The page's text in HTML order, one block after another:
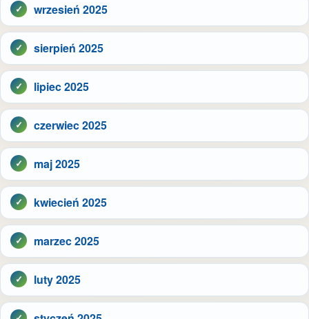
wrzesień 2025
sierpień 2025
lipiec 2025
czerwiec 2025
maj 2025
kwiecień 2025
marzec 2025
luty 2025